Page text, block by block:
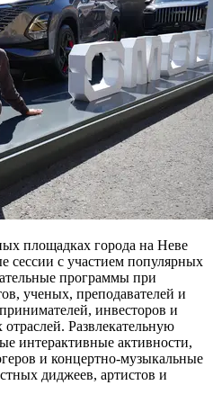
площадках города на Неве
сессии с участием популярных
программы при
ученых, преподавателей и
инвесторов и
Развлекательную
интерактивные активности,
и концертно-музыкальные
диджеев, артистов и